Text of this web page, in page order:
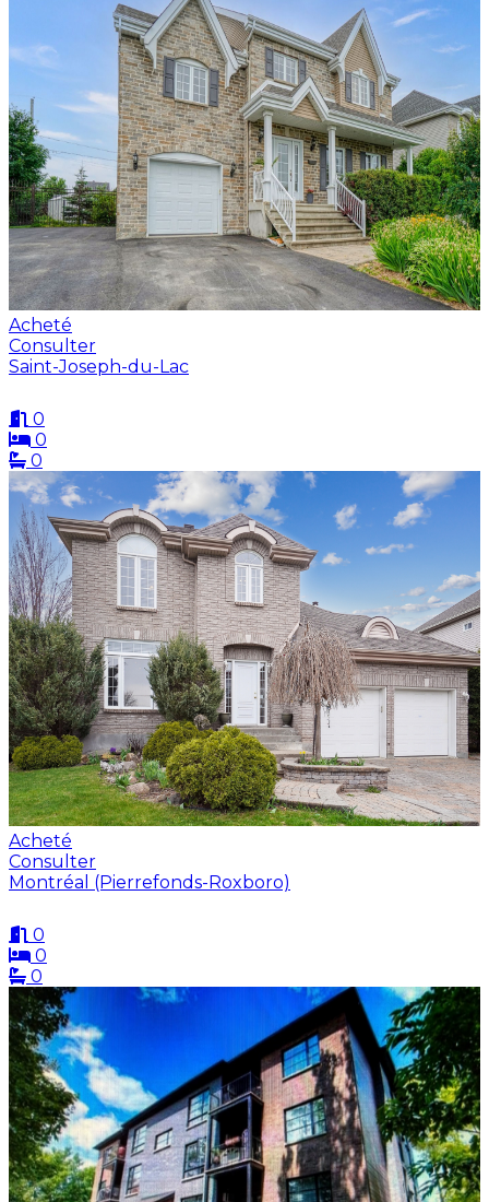
Acheté
Consulter
Saint-Joseph-du-Lac
0
0
0
Acheté
Consulter
Montréal (Pierrefonds-Roxboro)
0
0
0